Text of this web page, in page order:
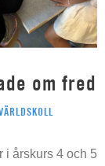
om fred
i årskurs 4 och 5